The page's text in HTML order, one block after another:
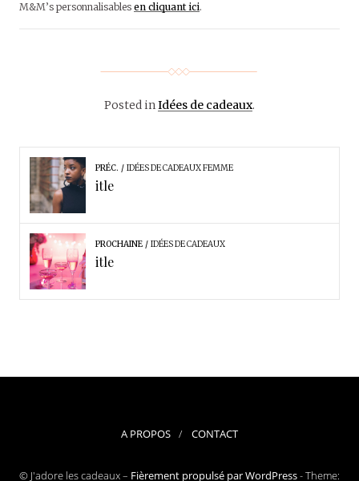
M&M’s personnalisables en cliquant ici.
Posted inIdées de cadeaux.
PRÉC. IDÉES DE CADEAUX FEMME
itle
PROCHAINE IDÉES DE CADEAUX
itle
A PROPOS CONTACT
© J'adore les cadeaux – Fièrement propulsé par WordPress-Theme: